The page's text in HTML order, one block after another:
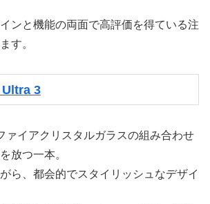
ンと機能の両面で高評価を得ている注
す。
3
ァイアクリスタルガラスの組み合わせ
放つ一本。
ら、都会的でスタイリッシュなデザイ